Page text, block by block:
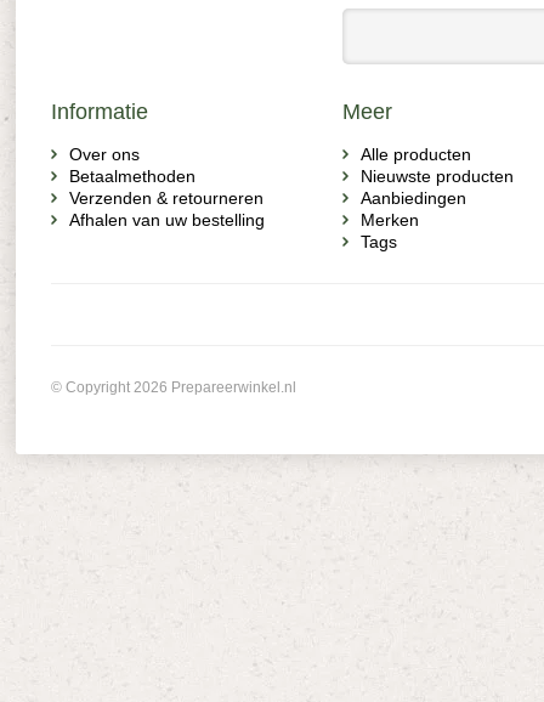
Informatie
Over ons
Betaalmethoden
Verzenden & retourneren
Afhalen van uw bestelling
Meer
Alle producten
Nieuwste producten
Aanbiedingen
Merken
Tags
© Copyright 2026 Prepareerwinkel.nl